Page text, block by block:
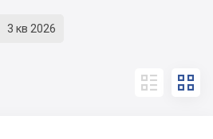
3 кв 2026
 